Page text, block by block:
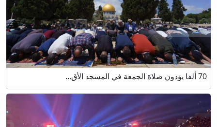
70 ألفا يؤدون صلاة الجمعة في المسجد الأق...